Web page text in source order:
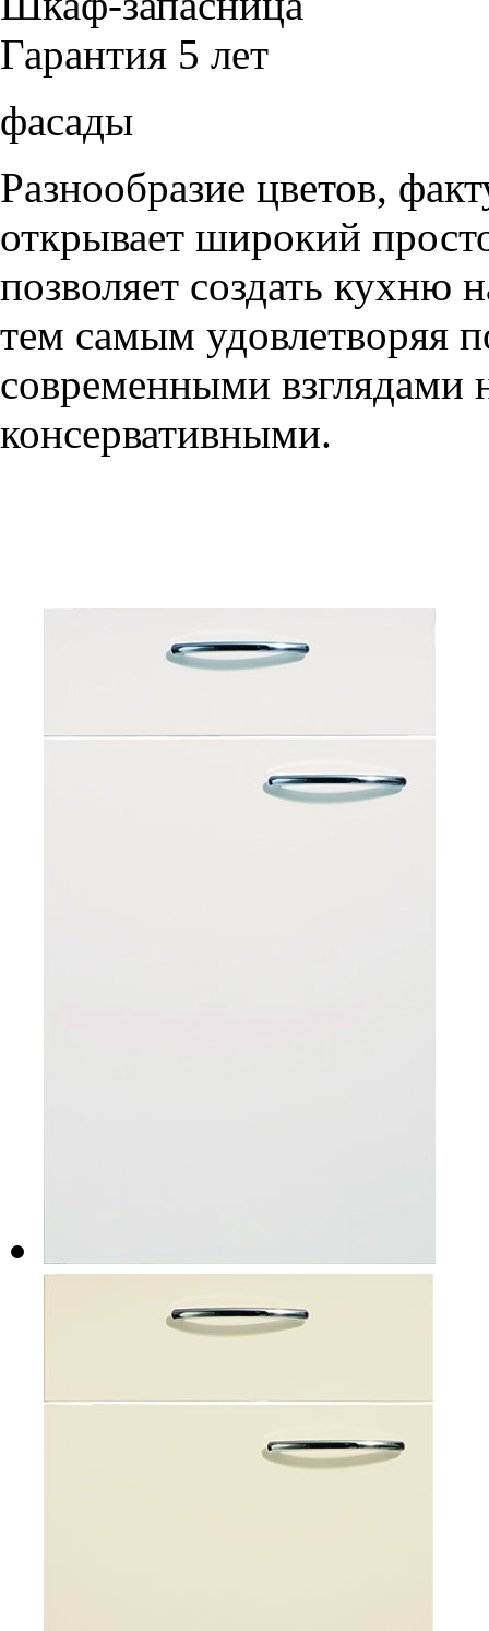
Гарантия 5 лет
фасады
Разнообразие цветов,
открывает широкий
позволяет создать кухню
тем самым удовлетворяя
современными взглядами
консервативными.